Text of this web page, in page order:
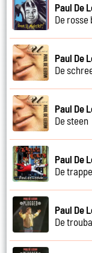
Paul De
De rosse
Paul De
De
Paul De
De steen
Paul De
De
Paul De
De